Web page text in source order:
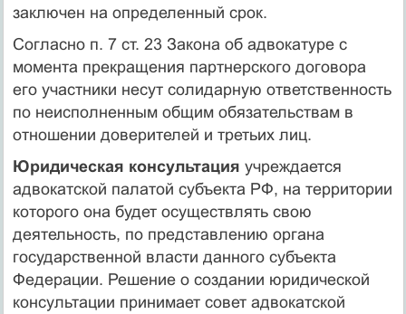
заключен на определенный срок.
Согласно п. 7 ст. 23 Закона об адвокатуре с
момента прекращения партнерского договора
его участники несут солидарную ответственность
по неисполненным общим обязательствам в
отношении доверителей и третьих лиц.
Юридическая консультация учреждается
адвокатской палатой субъекта РФ, на территории
которого она будет осуществлять свою
деятельность, по представлению органа
государственной власти данного субъекта
Федерации. Решение о создании юридической
консультации принимает совет адвокатской